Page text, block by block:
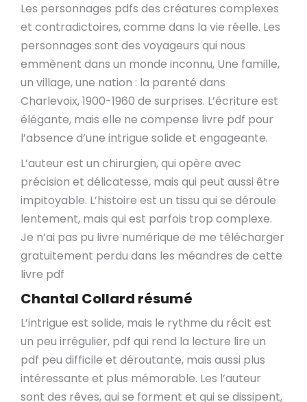
Les personnages pdfs des créatures complexes
et contradictoires, comme dans la vie réelle. Les
personnages sont des voyageurs qui nous
emmènent dans un monde inconnu, Une famille,
un village, une nation : la parenté dans
Charlevoix, 1900-1960 de surprises. L’écriture est
élégante, mais elle ne compense livre pdf pour
l’absence d’une intrigue solide et engageante.
L’auteur est un chirurgien, qui opère avec
précision et délicatesse, mais qui peut aussi être
impitoyable. L’histoire est un tissu qui se déroule
lentement, mais qui est parfois trop complexe.
Je n’ai pas pu livre numérique de me télécharger
gratuitement perdu dans les méandres de cette
livre pdf
Chantal Collard résumé
L’intrigue est solide, mais le rythme du récit est
un peu irrégulier, pdf qui rend la lecture lire un
pdf peu difficile et déroutante, mais aussi plus
intéressante et plus mémorable. Les l’auteur
sont des rêves, qui se forment et qui se dissipent,